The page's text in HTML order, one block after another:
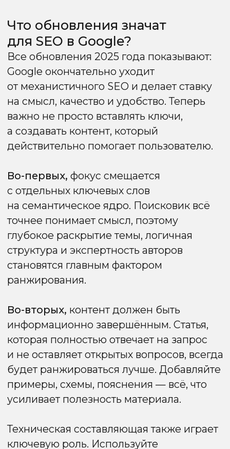
Несмотря на регулярные обновления
алгоритмов, базовые принципы
продвижения в Google остаются
неизменными. Поисковик по-прежнему
делает ставку на уникальный,
действительно полезный контент
и комфортный пользовательский опыт.
Но требования к качеству исполнения
растут: сегодня важно не только отвечать
на запрос, но и делать это лучше
конкурентов — глубже, яснее,
структурированнее. Ниже рассмотрим
ключевые особенности, которые
Поиск по изображениям
Визуальный поиск становится всё более
точным и часто даёт ответы быстрее, чем
текстовый поиск. Оптимизация
изображений — важная часть SEO-
продвижения в Google. Основные
моменты:
Базовая оптимизация
и title, понятные и описательные имена
файлов.
E-A-T для изображений
предпочтение получают картинки
с авторитетных, качественных сайтов.
изображение должно отражать
содержание страницы; Google
Уникальность и свежесть
стоковые фото без смысловой нагрузки